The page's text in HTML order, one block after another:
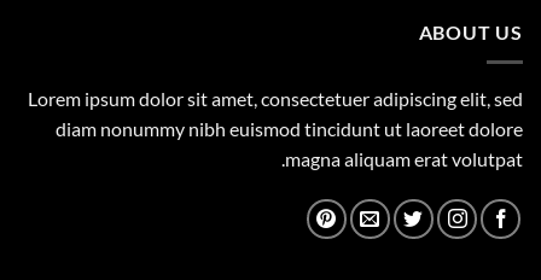
ABOUT US
Lorem ipsum dolor sit amet, consectetuer adipiscing elit, sed
diam nonummy nibh euismod tincidunt ut laoreet dolore
magna aliquam erat volutpat.